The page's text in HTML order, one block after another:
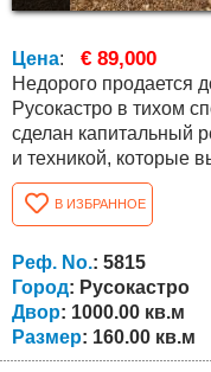
Цена: € 89,000
Недорого продается
Русокастро в тихом
сделан капитальный
и техникой, которые вы
квадратура составляет 160
планировкой: на
столовую и кухню,
застекленная
ведет на второй этаж,
В ИЗБРАННОЕ
Реф. No.: 5815
Город: Русокастро
Двор: 1000.00 кв.м
Размер: 160.00 кв.м